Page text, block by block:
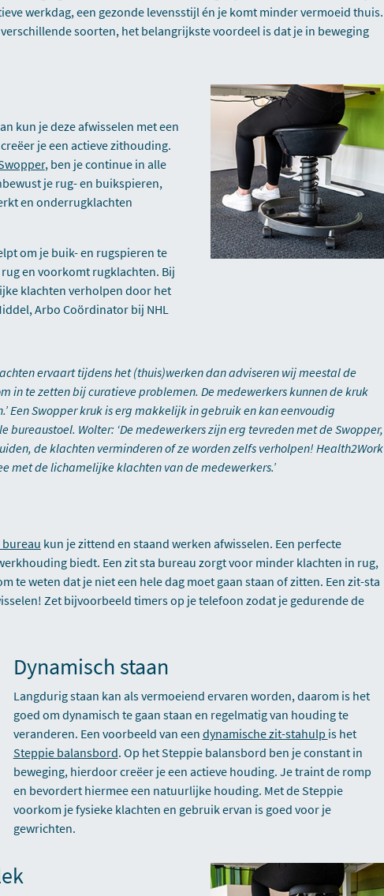
werkdag, een gezonde levensstijl én je komt minder vermoeid thuis.
soorten, het belangrijkste voordeel is dat je in beweging
kun je deze afwisselen met een
je een actieve zithouding.
, ben je continue in alle
je rug- en buikspieren,
en onderrugklachten
om je buik- en rugspieren te
en voorkomt rugklachten. Bij
klachten verholpen door het
Arbo Coördinator bij NHL
ervaart tijdens het (thuis)werken dan adviseren wij meestal de
in te zetten bij curatieve problemen. De medewerkers kunnen de kruk
Een Swopper kruk is erg makkelijk in gebruik en kan eenvoudig
bureaustoel. Wolter: ‘De medewerkers zijn erg tevreden met de Swopper,
de klachten verminderen of ze worden zelfs verholpen! Health2Work
met de lichamelijke klachten van de medewerkers.’
kun je zittend en staand werken afwisselen. Een perfecte
biedt. Een zit sta bureau zorgt voor minder klachten in rug,
te weten dat je niet een hele dag moet gaan staan of zitten. Een zit-sta
Zet bijvoorbeeld timers op je telefoon zodat je gedurende de
Dynamisch staan
Langdurig staan kan als vermoeiend ervaren worden, daarom is het
goed om dynamisch te gaan staan en regelmatig van houding te
veranderen. Een voorbeeld van een dynamische zit-stahulp is het
Steppie balansbord. Op het Steppie balansbord ben je constant in
beweging, hierdoor creëer je een actieve houding. Je traint de romp
en bevordert hiermee een natuurlijke houding. Met de Steppie
voorkom je fysieke klachten en gebruik ervan is goed voor je
gewrichten.